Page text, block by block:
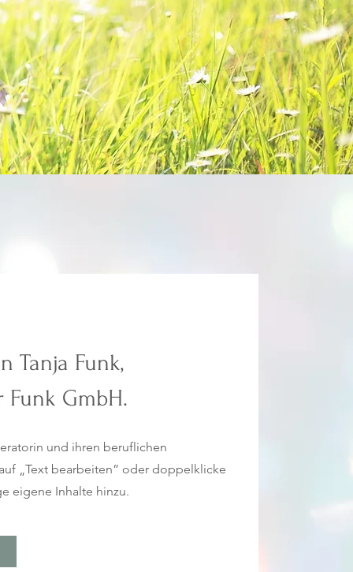
Tanja Funk,
GmbH.
und ihren beruflichen
„Text bearbeiten” oder doppelklicke
eigene Inhalte hinzu.